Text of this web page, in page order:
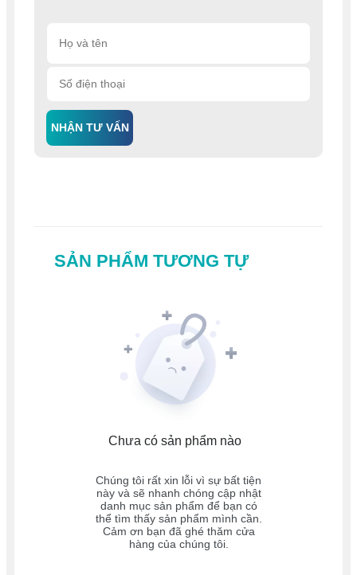
NHẬN TƯ VẤN
SẢN PHẨM TƯƠNG TỰ
Chưa có sản phẩm nào
Chúng tôi rất xin lỗi vì sự bất tiện
này và sẽ nhanh chóng cập nhật
danh mục sản phẩm để bạn có
thể tìm thấy sản phẩm mình cần.
Cảm ơn bạn đã ghé thăm cửa
hàng của chúng tôi.